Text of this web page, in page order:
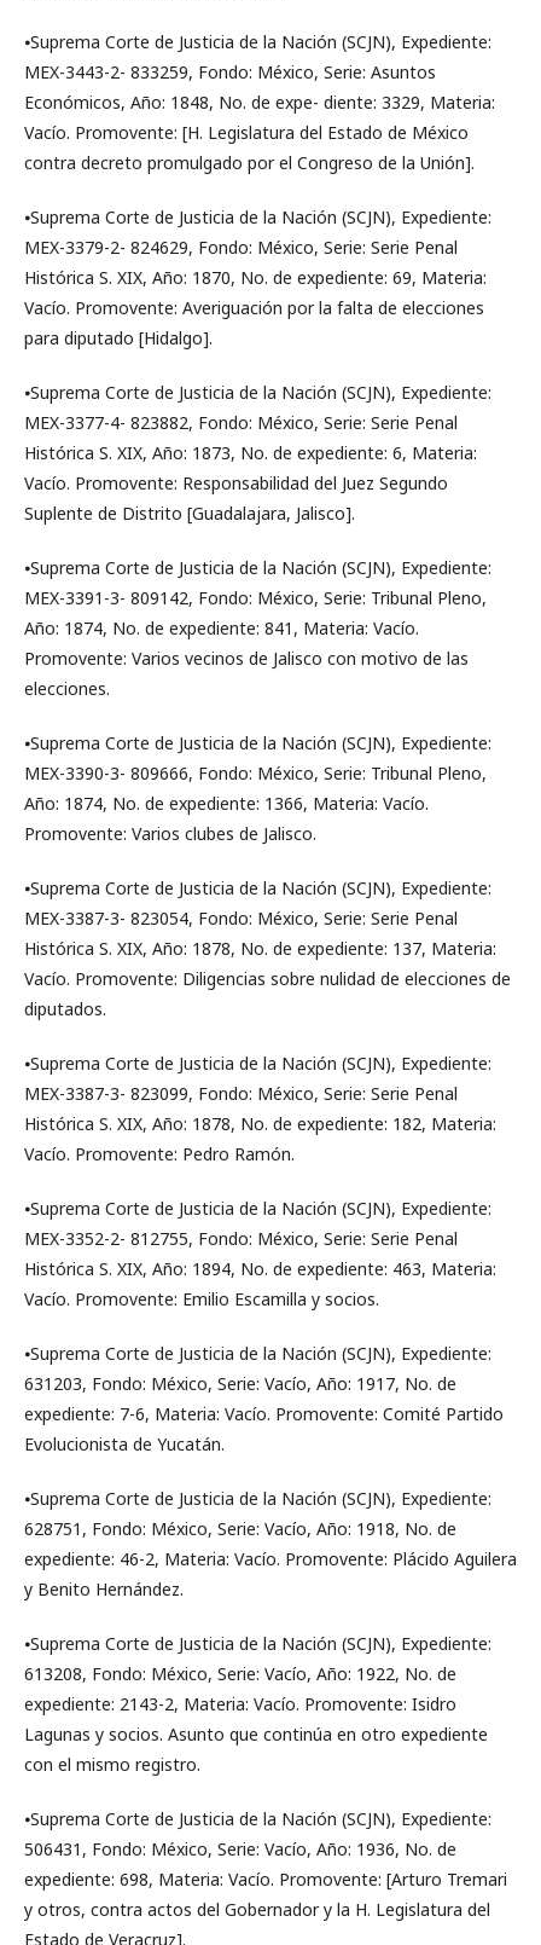
⦁Suprema Corte de Justicia de la Nación (SCJN), Expediente:
MEX-3443-2- 833259, Fondo: México, Serie: Asuntos
Económicos, Año: 1848, No. de expe- diente: 3329, Materia:
Vacío. Promovente: [H. Legislatura del Estado de México
contra decreto promulgado por el Congreso de la Unión].
⦁Suprema Corte de Justicia de la Nación (SCJN), Expediente:
MEX-3379-2- 824629, Fondo: México, Serie: Serie Penal
Histórica S. XIX, Año: 1870, No. de expediente: 69, Materia:
Vacío. Promovente: Averiguación por la falta de elecciones
para diputado [Hidalgo].
⦁Suprema Corte de Justicia de la Nación (SCJN), Expediente:
MEX-3377-4- 823882, Fondo: México, Serie: Serie Penal
Histórica S. XIX, Año: 1873, No. de expediente: 6, Materia:
Vacío. Promovente: Responsabilidad del Juez Segundo
Suplente de Distrito [Guadalajara, Jalisco].
⦁Suprema Corte de Justicia de la Nación (SCJN), Expediente:
MEX-3391-3- 809142, Fondo: México, Serie: Tribunal Pleno,
Año: 1874, No. de expediente: 841, Materia: Vacío.
Promovente: Varios vecinos de Jalisco con motivo de las
elecciones.
⦁Suprema Corte de Justicia de la Nación (SCJN), Expediente:
MEX-3390-3- 809666, Fondo: México, Serie: Tribunal Pleno,
Año: 1874, No. de expediente: 1366, Materia: Vacío.
Promovente: Varios clubes de Jalisco.
⦁Suprema Corte de Justicia de la Nación (SCJN), Expediente:
MEX-3387-3- 823054, Fondo: México, Serie: Serie Penal
Histórica S. XIX, Año: 1878, No. de expediente: 137, Materia:
Vacío. Promovente: Diligencias sobre nulidad de elecciones de
diputados.
⦁Suprema Corte de Justicia de la Nación (SCJN), Expediente:
MEX-3387-3- 823099, Fondo: México, Serie: Serie Penal
Histórica S. XIX, Año: 1878, No. de expediente: 182, Materia:
Vacío. Promovente: Pedro Ramón.
⦁Suprema Corte de Justicia de la Nación (SCJN), Expediente:
MEX-3352-2- 812755, Fondo: México, Serie: Serie Penal
Histórica S. XIX, Año: 1894, No. de expediente: 463, Materia:
Vacío. Promovente: Emilio Escamilla y socios.
⦁Suprema Corte de Justicia de la Nación (SCJN), Expediente:
631203, Fondo: México, Serie: Vacío, Año: 1917, No. de
expediente: 7-6, Materia: Vacío. Promovente: Comité Partido
Evolucionista de Yucatán.
⦁Suprema Corte de Justicia de la Nación (SCJN), Expediente:
628751, Fondo: México, Serie: Vacío, Año: 1918, No. de
expediente: 46-2, Materia: Vacío. Promovente: Plácido Aguilera
y Benito Hernández.
⦁Suprema Corte de Justicia de la Nación (SCJN), Expediente:
613208, Fondo: México, Serie: Vacío, Año: 1922, No. de
expediente: 2143-2, Materia: Vacío. Promovente: Isidro
Lagunas y socios. Asunto que continúa en otro expediente
con el mismo registro.
⦁Suprema Corte de Justicia de la Nación (SCJN), Expediente:
506431, Fondo: México, Serie: Vacío, Año: 1936, No. de
expediente: 698, Materia: Vacío. Promovente: [Arturo Tremari
y otros, contra actos del Gobernador y la H. Legislatura del
Estado de Veracruz].